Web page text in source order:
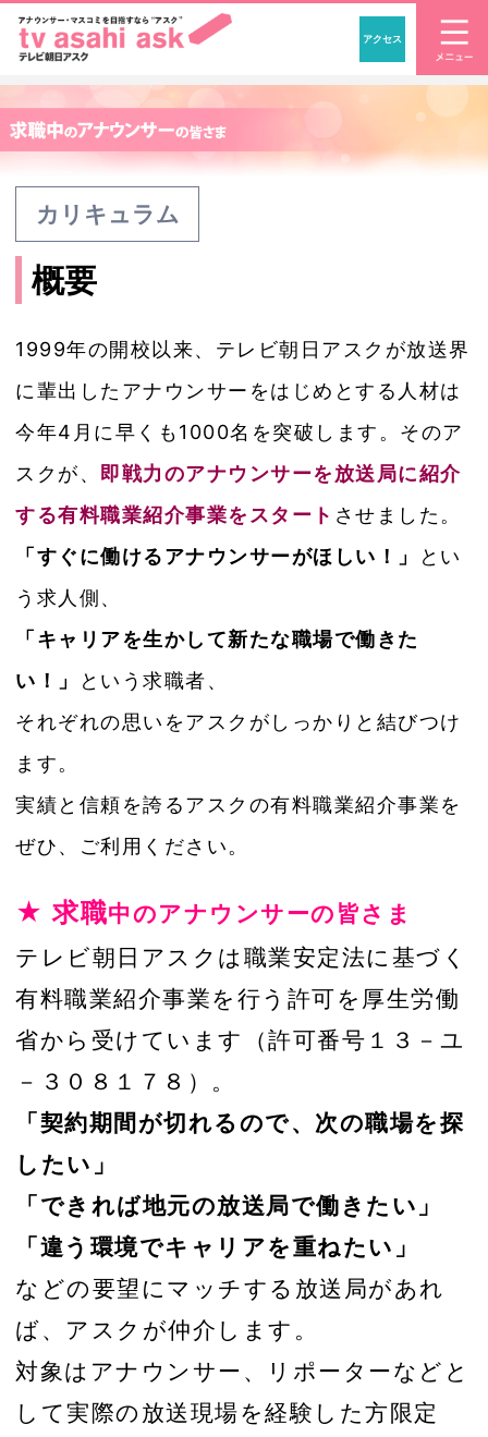
「アナウンサー・マス
アクセス
カリキュラム
概要
1999年の開校以来、テレビ朝日アスクが放送界
に輩出したアナウンサーをはじめとする人材は
今年4月に早くも1000名を突破します。そのア
スクが、 即戦力のアナウンサーを放送局に紹介
する有料職業紹介事業をスタート させました。
「すぐに働けるアナウンサーがほしい！」
とい
う求人側、
「キャリアを生かして新たな職場で働きた
い！」
という求職者、
それぞれの思いをアスクがしっかりと結びつけ
ます。
実績と信頼を誇るアスクの有料職業紹介事業を
ぜひ、ご利用ください。
★ 求職中のアナウンサーの皆さま
テレビ朝日アスクは職業安定法に基づく
有料職業紹介事業を行う許可を厚生労働
省から受けています（許可番号１３－ユ
－３０８１７８）。
「契約期間が切れるので、次の職場を探
したい」
「できれば地元の放送局で働きたい」
「違う環境でキャリアを重ねたい」
などの要望にマッチする放送局があれ
ば、アスクが仲介します。
対象はアナウンサー、リポーターなどと
して実際の放送現場を経験した方限定